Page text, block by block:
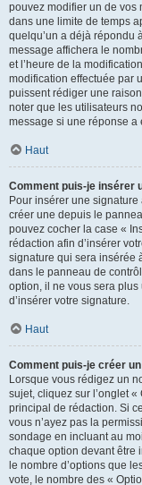
pouvez modifier un de vos
dans une limite de temps
quelqu’un a déjà répondu
message affichera le
et l’heure de la
modification effectuée par
puissent rédiger une
noter que les utilisateurs
message si une réponse a
Haut
Comment puis-je insérer
Pour insérer une signature
créer une depuis le
pouvez cocher la case «
rédaction afin d’insérer
signature qui sera insérée
dans le panneau de
option, il ne vous sera
d’insérer votre signature.
Haut
Comment puis-je créer
Lorsque vous rédigez un
sujet, cliquez sur l’onglet
principal de rédaction. Si
vous n’ayez pas la
sondage en incluant au
chaque option devant être
le nombre d’options que
vote, le nombre des «